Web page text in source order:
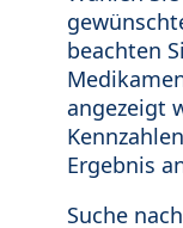
beachten
angezeigt
Ergebnis
Suche